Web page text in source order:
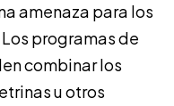
amenaza para los
programas de
combinar los
u otros